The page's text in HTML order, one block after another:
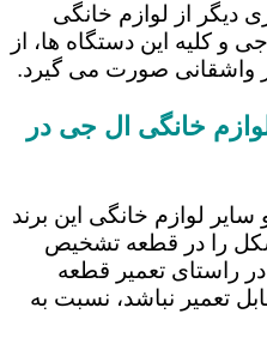
دیگر از لوازم خانگی
و کلیه این دستگاه ها، از
واشقانی صورت می گیرد.
خانگی ال جی در
لوازم خانگی این برند
را در قطعه تشخیص
در راستای تعمیر قطعه
تعمیر نباشد، نسبت به